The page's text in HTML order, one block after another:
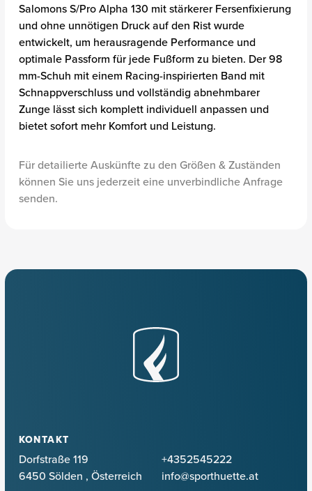
Salomons S/Pro Alpha 130 mit stärkerer Fersenfixierung
und ohne unnötigen Druck auf den Rist wurde
entwickelt, um herausragende Performance und
optimale Passform für jede Fußform zu bieten. Der 98
mm-Schuh mit einem Racing-inspirierten Band mit
Schnappverschluss und vollständig abnehmbarer
Zunge lässt sich komplett individuell anpassen und
bietet sofort mehr Komfort und Leistung.
Für detailierte Auskünfte zu den Größen & Zuständen
können Sie uns jederzeit eine unverbindliche Anfrage
senden.
KONTAKT
Dorfstraße 119
6450 Sölden , Österreich
+4352545222
info@sporthuette.at